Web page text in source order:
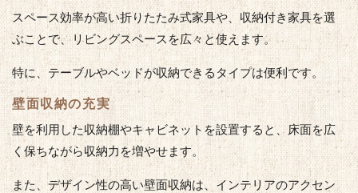
スペース効率が高い折りたたみ式家具や、収納付き家具を選
ぶことで、リビングスペースを広々と使えます。
特に、テーブルやベッドが収納できるタイプは便利です。
壁面収納の充実
壁を利用した収納棚やキャビネットを設置すると、床面を広
く保ちながら収納力を増やせます。
また、デザイン性の高い壁面収納は、インテリアのアクセン